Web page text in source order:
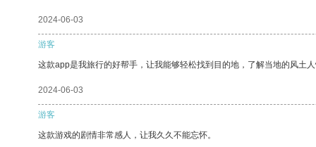
2024-06-03
游客
这款app是我旅行的好帮手，让我能够轻松找到目的地，了解当地的风土
2024-06-03
游客
这款游戏的剧情非常感人，让我久久不能忘怀。